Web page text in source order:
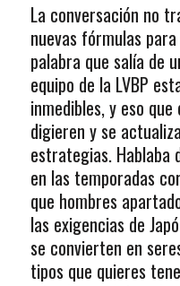
La conversación no
nuevas fórmulas
palabra que salía de
equipo de la LVBP
inmedibles, y eso
digieren y se
estrategias. Hablaba
en las temporadas
que hombres
las exigencias de
se convierten en
tipos que quieres